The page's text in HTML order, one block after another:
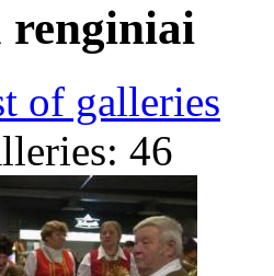
renginiai
of galleries
46